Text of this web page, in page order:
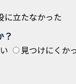
に立たなかった
？
見つけにくか